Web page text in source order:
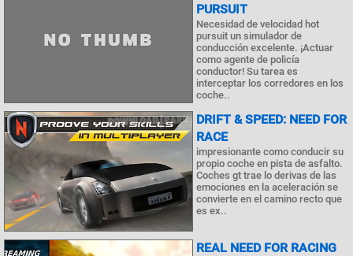
PURSUIT
Necesidad de velocidad hot
pursuit un simulador de
conducción excelente. ¡Actuar
como agente de policía
conductor! Su tarea es
interceptar los corredores en los
coche..
DRIFT & SPEED: NEED FOR
RACE
impresionante como conducir su
propio coche en pista de asfalto.
Coches gt trae lo derivas de las
emociones en la aceleración se
convierte en el camino recto que
es ex..
REAL NEED FOR RACING